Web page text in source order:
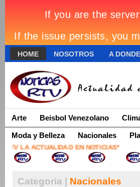
HOME NOSOTROS A
Arte Beisbol Venezolano
Moda y Belleza Nacionales
LA ACTUALIDAD EN NOTICIAS*
Categoria | Nacionales